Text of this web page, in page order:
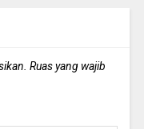
Ruas yang wajib